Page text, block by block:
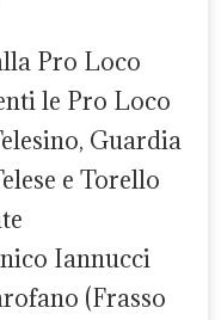
Pro Loco
le Pro Loco
Guardia
e Torello
Iannucci
(Frasso